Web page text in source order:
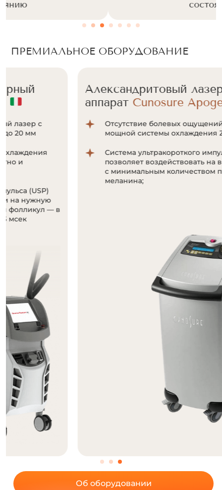
ПРЕМИАЛЬНОЕ ОБОРУДОВАНИЕ
Александритовый лазерный
аппарат
Cunosure Apogee+
Отсутствие болевых ощущений за счет
мощной системы охлаждения Zimmer;
Система ультракороткого импульса
позволяет воздействовать на волоски даже
с минимальным количеством пигмента
Об оборудовании